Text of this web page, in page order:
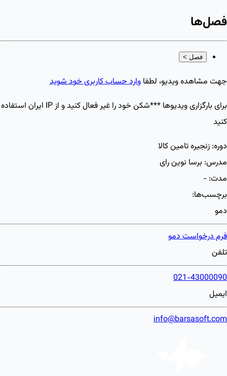
فصل‌ها
فصل >
جهت مشاهده ویدیو، لطفا وارد حساب کاربری خود شوید
برای بارگزاری ویدیو‌ها ***شکن خود را غیر فعال کنید و از IP ایران استفاده
کنید
دوره: زنجیره تامین کالا
مدرس: برسا نوین رای
مدت: -
برچسب‌ها:
دمو
فرم درخواست دمو
تلفن
021-43000090
ایمیل
info@barsasoft.com